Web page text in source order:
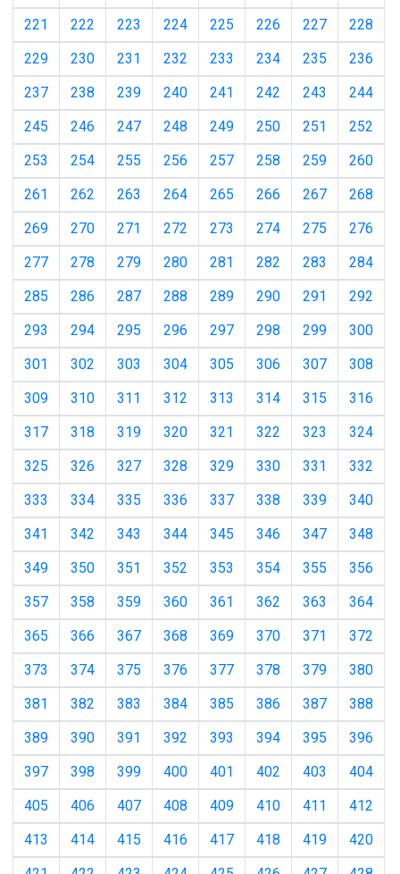
221
222 223 224 225 226 227
228
229
230 231 232 233 234 235
236
237
238 239 240 241 242 243
244
245
246 247 248 249 250 251
252
253
254 255 256 257 258 259
260
261
262 263 264 265 266 267
268
269
270 271 272 273 274 275
276
277
278 279 280 281 282 283
284
285
286 287 288 289 290 291
292
293
294 295 296 297 298 299
300
301
302 303 304 305 306 307
308
309
310 311 312 313 314 315
316
317
318 319 320 321 322 323
324
325
326 327 328 329 330 331
332
333
334 335 336 337 338 339
340
341
342 343 344 345 346 347
348
349
350 351 352 353 354 355
356
357
358 359 360 361 362 363
364
365
366 367 368 369 370 371
372
373
374 375 376 377 378 379
380
381
382 383 384 385 386 387
388
389
390 391 392 393 394 395
396
397
398 399 400 401 402 403
404
405
406 407 408 409 410 411
412
413
414 415 416 417 418 419
420